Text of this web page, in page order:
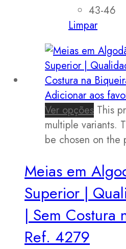
43-46
Limpar
Adicionar aos
Ver opções This
multiple variants.
be chosen on the
Meias em
Superior |
| Sem Costura
Ref. 4279